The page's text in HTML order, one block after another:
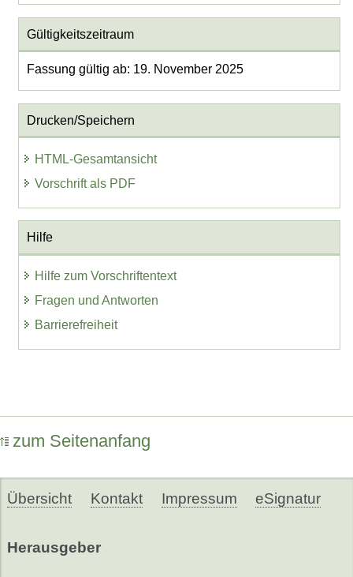
Gültigkeitszeitraum
Fassung gültig ab: 19. November 2025
Drucken/Speichern
HTML-Gesamtansicht
Vorschrift als PDF
Hilfe
Hilfe zum Vorschriftentext
Fragen und Antworten
Barrierefreiheit
zum Seitenanfang
Übersicht Kontakt Impressum eSignatur
Herausgeber